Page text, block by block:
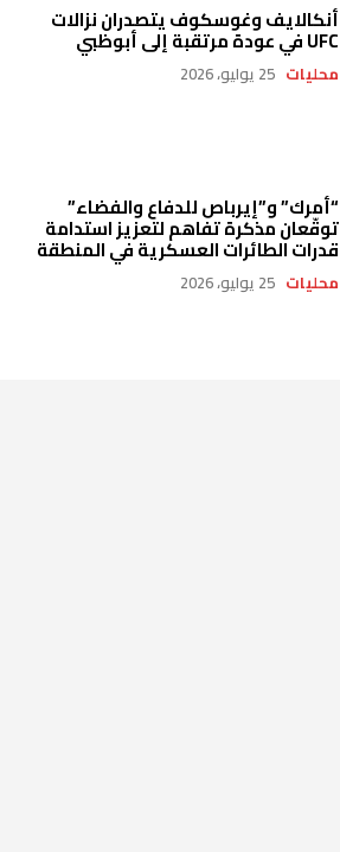
أنكالايف وغوسكوف يتصدران نزالات
UFC في عودة مرتقبة إلى أبوظبي
محليات 25 يوليو، 2026
“أمرك” و”إيرباص للدفاع والفضاء”
توقّعان مذكرة تفاهم لتعزيز استدامة
قدرات الطائرات العسكرية في المنطقة
محليات 25 يوليو، 2026